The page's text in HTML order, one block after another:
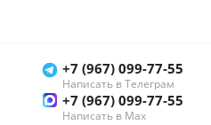
+7 (967) 099-77-55
Написать в Телеграм
+7 (967) 099-77-55
Написать в Мах